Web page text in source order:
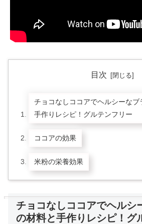
目次
チョコなしココアでヘルシーなブ
手作りレシピ！グルテンフリー
ココアの効果
米粉の栄養効果
チョコなしココアでヘルシ
の材料と手作りレシピ！グ